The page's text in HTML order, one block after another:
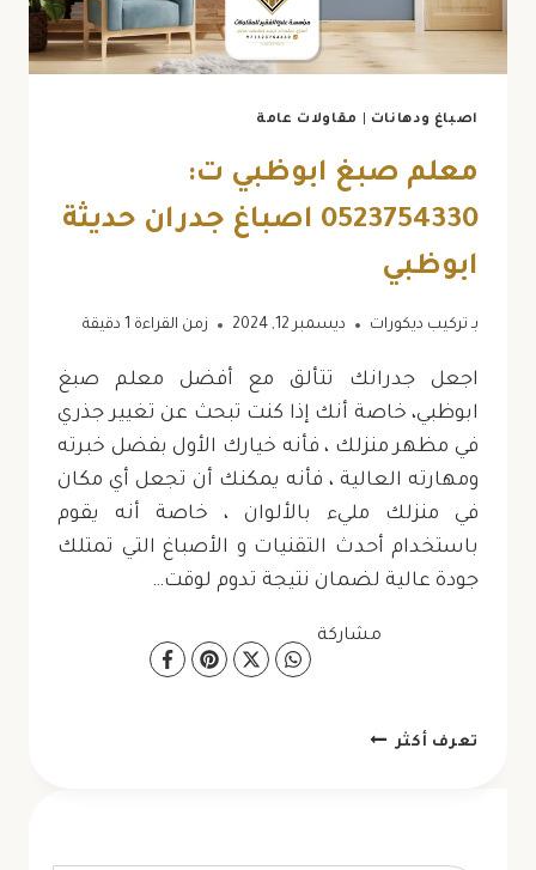
اصباغ ودهانات مقاولات عامة
معلم صبغ ابوظبي ت:
0523754330 اصباغ جدران حديثة
ابوظبي
بـ تركيب ديكورات ديسمبر 12, 2024 زمن القراءة دقيقة
اجعل جدرانك تتألق مع أفضل معلم صبغ
ابوظبي، خاصة أنك إذا كنت تبحث عن تغيير جذري
في مظهر منزلك ، فأنه خيارك الأول بفضل خبرته
ومهارته العالية ، فأنه يمكنك أن تجعل أي مكان
في منزلك مليء بالألوان ، خاصة أنه يقوم
باستخدام أحدث التقنيات و الأصباغ التي تمتلك
جودة عالية لضمان نتيجة تدوم لوقت…
مشاركة
تعرف أكثر معلم